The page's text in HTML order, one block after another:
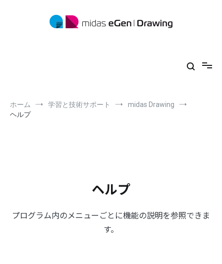
ホーム 学習と技術サポート
midas Drawing
ヘルプ
ヘルプ
プログラム内のメニューごとに機能の説明を参照できま
す。